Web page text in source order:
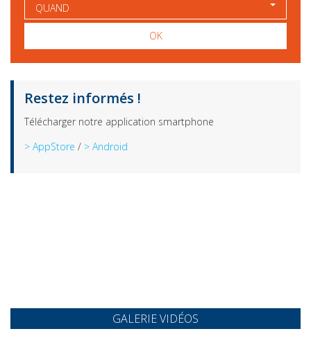
QUAND
OK
Restez informés !
Télécharger notre application smartphone
> AppStore / > Android
GALERIE VIDÉOS